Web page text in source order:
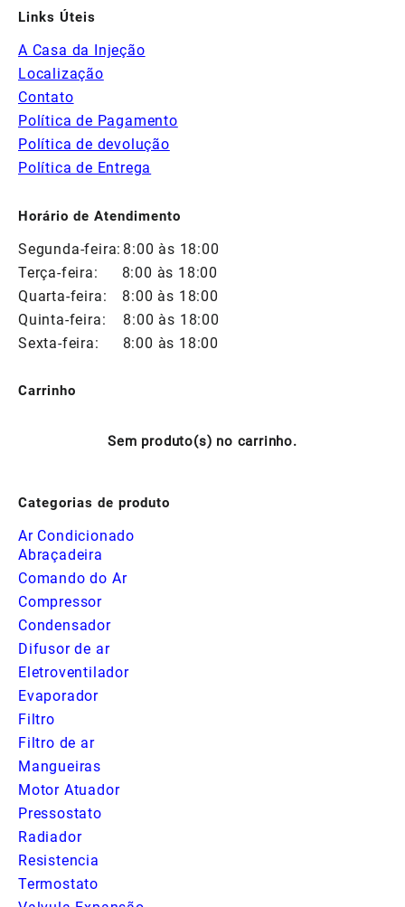
Links Úteis
A Casa da Injeção
Localização
Contato
Política de Pagamento
Política de devolução
Política de Entrega
Horário de Atendimento
Segunda-feira: 8:00 às 18:00
Terça-feira:
8:00 às 18:00
Quarta-feira:
8:00 às 18:00
Quinta-feira:
8:00 às 18:00
Sexta-feira:
8:00 às 18:00
Carrinho
Sem produto(s) no carrinho.
Categorias de produto
Ar Condicionado
Abraçadeira
Comando do Ar
Compressor
Condensador
Difusor de ar
Eletroventilador
Evaporador
Filtro
Filtro de ar
Mangueiras
Motor Atuador
Pressostato
Radiador
Resistencia
Termostato